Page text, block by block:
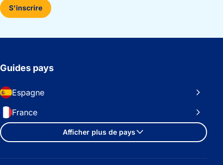
S'inscrire
Guides pays
Espagne
France
Afficher plus de pays